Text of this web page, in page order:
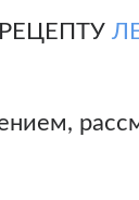
РЕЦЕПТУ